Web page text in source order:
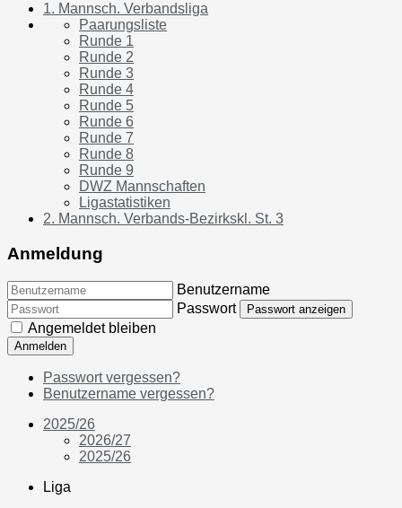
1. Mannsch. Verbandsliga
Paarungsliste
Runde 1
Runde 2
Runde 3
Runde 4
Runde 5
Runde 6
Runde 7
Runde 8
Runde 9
DWZ Mannschaften
Ligastatistiken
2. Mannsch. Verbands-Bezirkskl. St. 3
Anmeldung
Benutzername
Passwort
Passwort anzeigen
Angemeldet bleiben
Anmelden
Passwort vergessen?
Benutzername vergessen?
2025/26
2026/27
2025/26
Liga